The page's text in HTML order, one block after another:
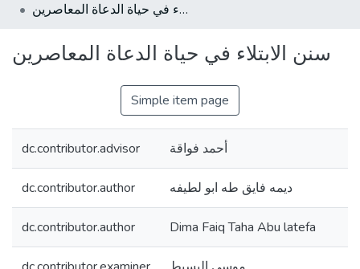
سنن الابتلاء في حياة الدعاة المعاصرين
سنن الابتلاء في حياة الدعاة المعاصرين
Simple item page
dc.contributor.advisor أحمد فواقة
dc.contributor.author ديمه فايق طه ابو لطيفه
dc.contributor.author Dima Faiq Taha Abu latefa